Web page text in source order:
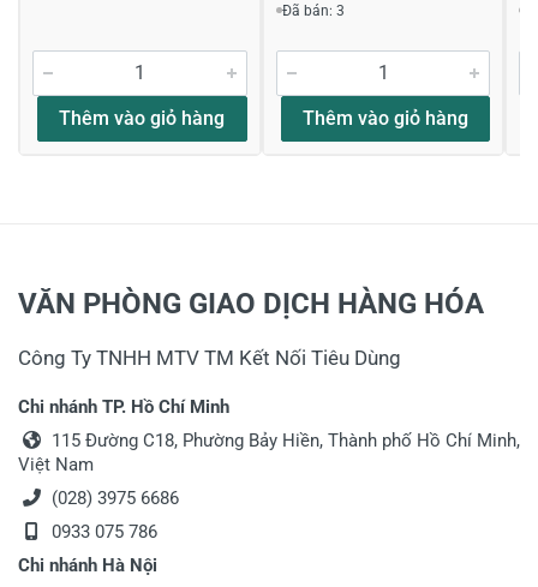
Thêm vào giỏ hàng
Đã bán: 3
Thêm vào giỏ hàng
VĂN PHÒNG GIAO DỊCH HÀNG HÓA
Công Ty TNHH MTV TM Kết Nối Tiêu Dùng
Chi nhánh TP. Hồ Chí Minh
115 Đường C18, Phường Bảy Hiền, Thành phố Hồ Chí Minh,
Việt Nam
(028) 3975 6686
0933 075 786
Chi nhánh Hà Nội